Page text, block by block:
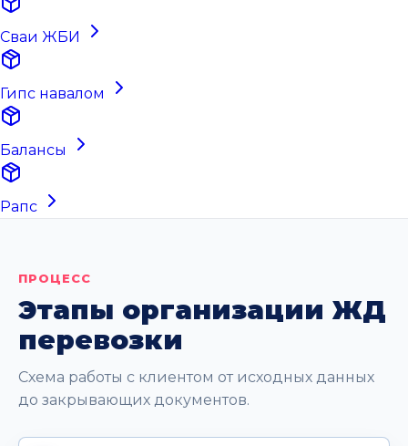
Сваи ЖБИ
Гипс навалом
Балансы
Рапс
ПРОЦЕСС
Этапы организации ЖД
перевозки
Схема работы с клиентом от исходных данных
до закрывающих документов.